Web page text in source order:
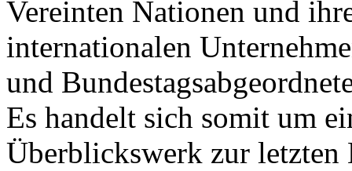
Vereinten Nationen und
internationalen
und
Es handelt sich somit um
Überblickswerk zur